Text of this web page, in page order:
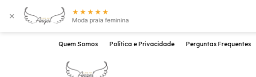
× ★★★★★
Moda praia feminina
Quem Somos Política e Privacidade Perguntas Frequentes